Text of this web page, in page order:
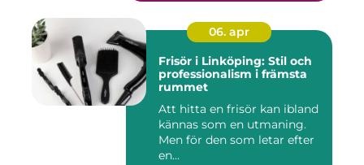
06. apr
Frisör i Linköping: Stil och
professionalism i främsta
rummet
Att hitta en frisör kan ibland
kännas som en utmaning.
Men för den som letar efter
en...